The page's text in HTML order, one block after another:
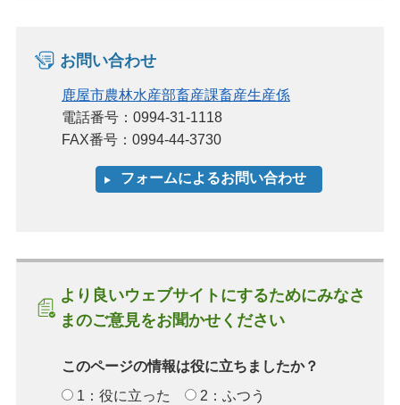
お問い合わせ
鹿屋市農林水産部畜産課畜産生産係
電話番号：0994-31-1118
FAX番号：0994-44-3730
より良いウェブサイトにするためにみなさ
まのご意見をお聞かせください
このページの情報は役に立ちましたか？
1：役に立った
2：ふつう